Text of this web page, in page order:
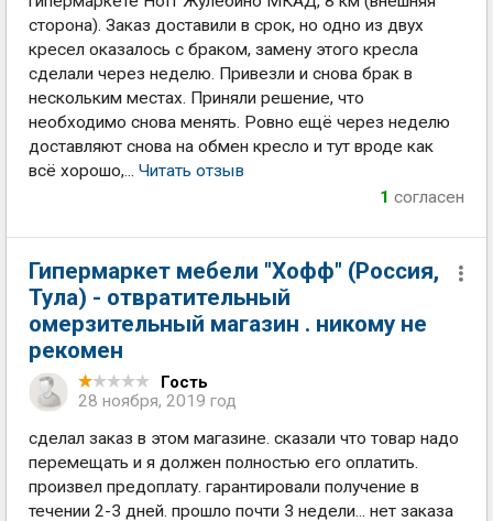
сторона). Заказ доставили в срок, но одно из двух
кресел оказалось с браком, замену этого кресла
сделали через неделю. Привезли и снова брак в
нескольким местах. Приняли решение, что
необходимо снова менять. Ровно ещё через неделю
доставляют снова на обмен кресло и тут вроде как
всё хорошо,... Читать отзыв
1 согласен
Гипермаркет мебели "Хофф" (Россия,
Тула) - отвратительный
омерзительный магазин . никому не
рекомен
Гость
28 ноября, 2019 год
сделал заказ в этом магазине. сказали что товар надо
перемещать и я должен полностью его оплатить.
произвел предоплату. гарантировали получение в
течении 2-3 дней. прошло почти 3 недели... нет заказа